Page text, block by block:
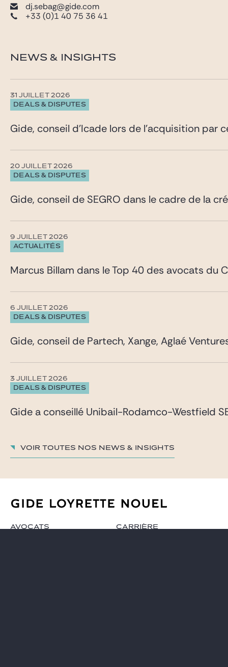
dj.sebag@gide.com
+33 (0)1 40 75 36 41
NEWS & INSIGHTS
DEALS & DISPUTES
31 JUILLET 2026
Gide, conseil d’Icade lors de l’acquisition
DEALS & DISPUTES
20 JUILLET 2026
Gide, conseil de SEGRO dans le cadre de la
ACTUALITÉS
9 JUILLET 2026
Marcus Billam dans le Top 40 des avocats du
DEALS & DISPUTES
6 JUILLET 2026
Gide, conseil de Partech, Xange, Aglaé
DEALS & DISPUTES
3 JUILLET 2026
Gide a conseillé Unibail-Rodamco-Westfield
Voir toutes nos News & insights
AVOCATS
CARRIÈRE